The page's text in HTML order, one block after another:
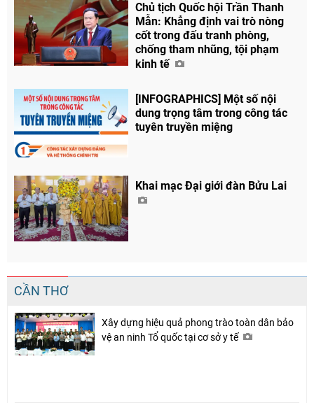
Chủ tịch Quốc hội Trần Thanh
Mẫn: Khẳng định vai trò nòng
cốt trong đấu tranh phòng,
chống tham nhũng, tội phạm
kinh tế
[INFOGRAPHICS] Một số nội
dung trọng tâm trong công tác
tuyên truyền miệng
Khai mạc Đại giới đàn Bửu Lai
CẦN THƠ
Xây dựng hiệu quả phong trào toàn dân bảo
vệ an ninh Tổ quốc tại cơ sở y tế